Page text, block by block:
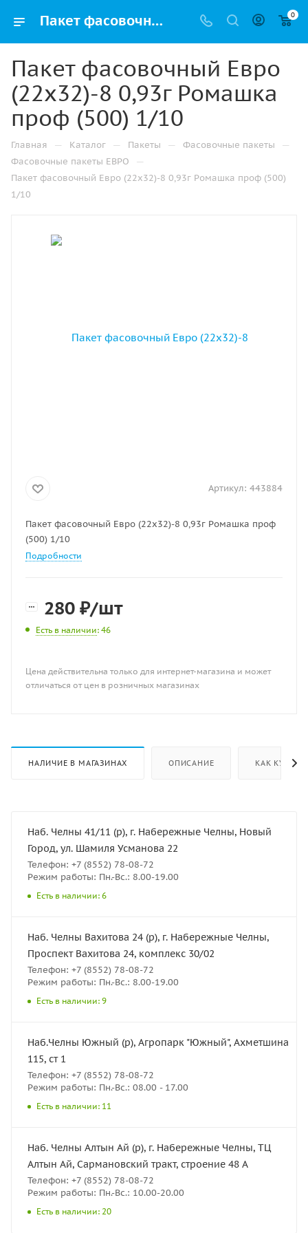
Пакет фасовочный Евро (22х32)-8 0,93г Ромашка проф (500) 1/10 купить в Самаре с доставкой оптом и в розницу 0
Пакет фасовочный Евро
(22х32)-8 0,93г Ромашка
проф (500) 1/10
Главная — Каталог — Пакеты — Фасовочные пакеты —
Фасовочные пакеты ЕВРО —
Пакет фасовочный Евро (22х32)-8 0,93г Ромашка проф (500)
1/10
Артикул: 443884
Пакет фасовочный Евро (22х32)-8 0,93г Ромашка проф
(500) 1/10
Подробности
280 ₽/шт
Есть в наличии: 46
Цена действительна только для интернет-магазина и может
отличаться от цен в розничных магазинах
НАЛИЧИЕ В МАГАЗИНАХ ОПИСАНИЕ КАК КУПИТЬ
Наб. Челны 41/11 (р), г. Набережные Челны, Новый
Город, ул. Шамиля Усманова 22
Телефон: +7 (8552) 78-08-72
Режим работы: Пн.-Вс.: 8.00-19.00
Есть в наличии: 6
Наб. Челны Вахитова 24 (р), г. Набережные Челны,
Проспект Вахитова 24, комплекс 30/02
Телефон: +7 (8552) 78-08-72
Режим работы: Пн.-Вс.: 8.00-19.00
Есть в наличии: 9
Наб.Челны Южный (р), Агропарк "Южный", Ахметшина
115, ст 1
Телефон: +7 (8552) 78-08-72
Режим работы: Пн.-Вс.: 08.00 - 17.00
Есть в наличии: 11
Наб. Челны Алтын Ай (р), г. Набережные Челны, ТЦ
Алтын Ай, Сармановский тракт, строение 48 А
Телефон: +7 (8552) 78-08-72
Режим работы: Пн.-Вс.: 10.00-20.00
Есть в наличии: 20